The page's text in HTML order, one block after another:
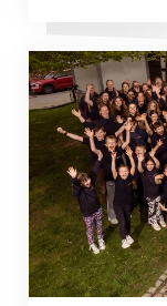
Wenn